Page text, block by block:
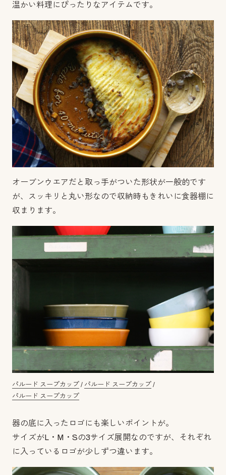
温かい料理にぴったりなアイテムです。
オーブンウエアだと取っ手がついた形状が一般的です
が、スッキリと丸い形なので収納時もきれいに食器棚に
収まります。
パルード スープカップ / パルード スープカップ /
パルード スープカップ
器の底に入ったロゴにも楽しいポイントが。
サイズがL・M・Sの3サイズ展開なのですが、それぞれ
に入っているロゴが少しずつ違います。